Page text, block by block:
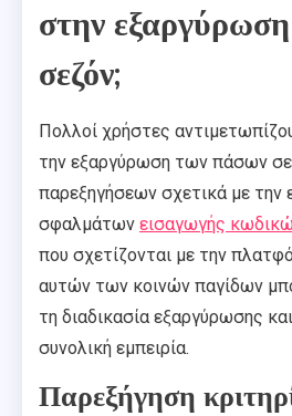
στην
σεζόν;
Πολλοί χρήστες
την εξαργύρωση των πάσων
παρεξηγήσεων σχετικά με την
σφαλμάτων εισαγωγής
που σχετίζονται με την
αυτών των κοινών παγίδων
τη διαδικασία εξαργύρωσης
συνολική εμπειρία.
Παρεξήγηση